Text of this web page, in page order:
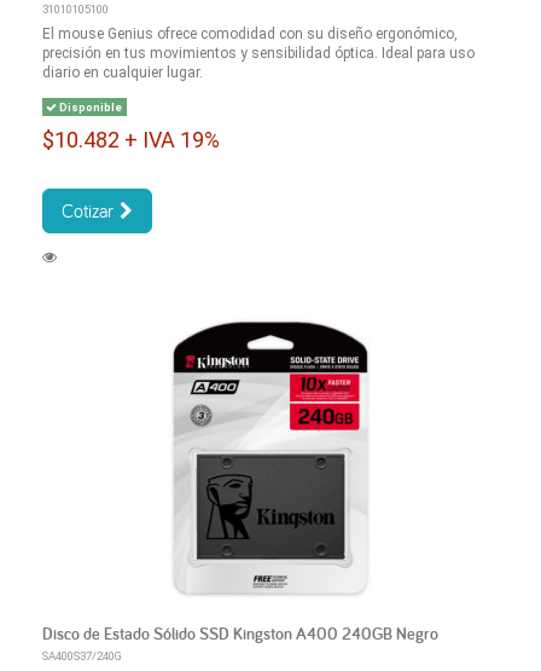
31010105100
El mouse Genius ofrece comodidad con su diseño ergonómico,
precisión en tus movimientos y sensibilidad óptica. Ideal para uso
diario en cualquier lugar.
Disponible
$10.482 + IVA 19%
Cotizar
Disco de Estado Sólido SSD Kingston A400 240GB Negro
SA400S37/240G